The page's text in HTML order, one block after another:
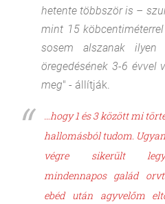
hetente többször is –
mint 15
sosem alszanak
öregedésének 3-6 évvel
meg" - állítják.
…hogy 1 és 3 között mi
hallomásból tudom.
végre sikerült
mindennapos galád
ebéd után agyvelőm